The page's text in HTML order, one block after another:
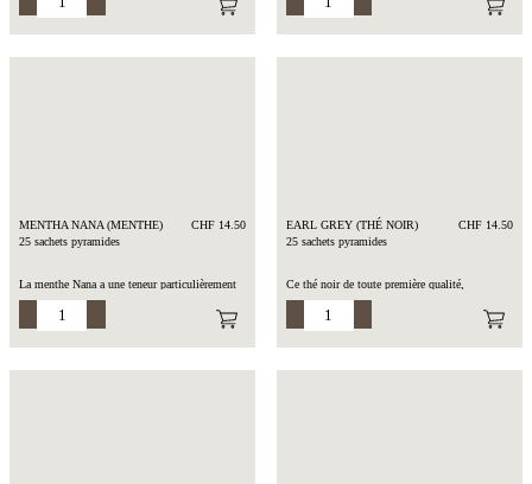
caféine saura vous charmer avec ses touches
Composition : Rooibos d’Afrique du Sud
MENTHA NANA (MENTHE)
CHF 14.50
25 sachets pyramides
La menthe Nana a une teneur particulièrement
élevée en huiles essentielles. Ses feuilles
développent une saveur très intense, rappelant
la menthe « Spearmint » très rafraichissante,
EARL GREY (THÉ NOIR)
CHF 14.50
25 sachets pyramides
Ce thé noir de toute première qualité,
légèrement parfumé à la finesse de l’huile
essentielle de bergamote, correspond au
mélange original « Earl Grey », dont l’origine
Composition : Thé noir du Sri Lanka (BIO),